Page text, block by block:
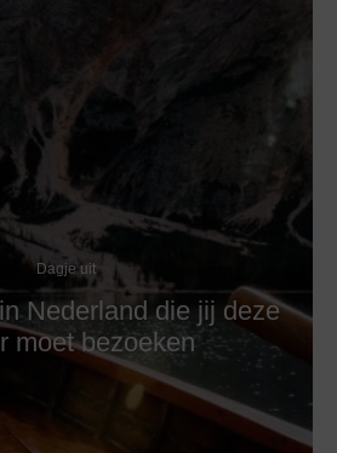
Dagje uit
Nederland die jij deze
moet bezoeken